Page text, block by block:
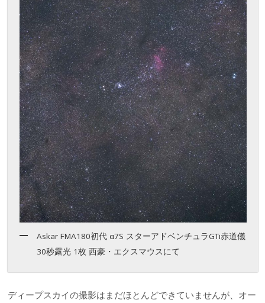
Askar FMA180初代 α7S スターアドベンチュラGTi赤道儀
30秒露光 1枚 西豪・エクスマウスにて
ディープスカイの撮影はまだほとんどできていませんが、オー